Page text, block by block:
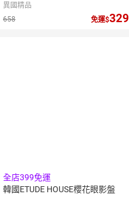
異國精品
658
免運 329
全店399免運
韓國ETUDE HOUSE櫻花眼影盤